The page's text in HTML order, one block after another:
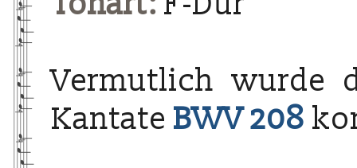
Vermutlich wurde
Kantate BWV 208